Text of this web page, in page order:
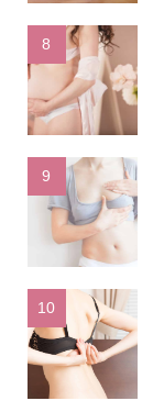
8
9
10